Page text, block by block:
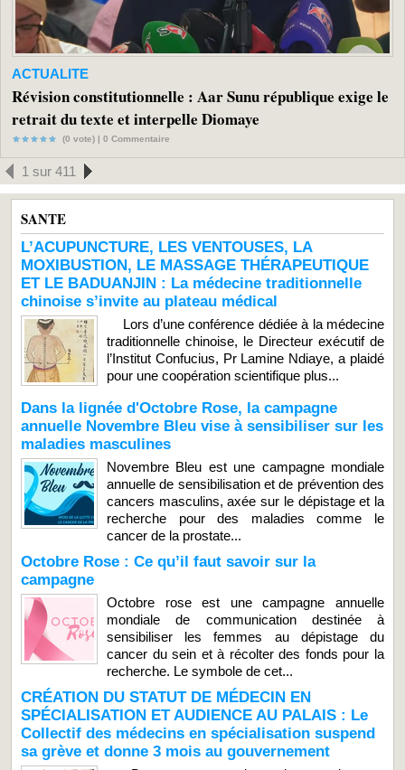
ACTUALITE
Révision constitutionnelle : Aar Sunu république exige le
retrait du texte et interpelle Diomaye
(0 vote) | 0 Commentaire
1 sur 411
SANTE
L’ACUPUNCTURE, LES VENTOUSES, LA
MOXIBUSTION, LE MASSAGE THÉRAPEUTIQUE
ET LE BADUANJIN : La médecine traditionnelle
chinoise s’invite au plateau médical
Lors d’une conférence dédiée à la médecine
traditionnelle chinoise, le Directeur exécutif de
l’Institut Confucius, Pr Lamine Ndiaye, a plaidé
pour une coopération scientifique plus...
Dans la lignée d'Octobre Rose, la campagne
annuelle Novembre Bleu vise à sensibiliser sur les
maladies masculines
Novembre Bleu est une campagne mondiale
annuelle de sensibilisation et de prévention des
cancers masculins, axée sur le dépistage et la
recherche pour des maladies comme le
cancer de la prostate...
Octobre Rose : Ce qu’il faut savoir sur la
campagne
Octobre rose est une campagne annuelle
mondiale de communication destinée à
sensibiliser les femmes au dépistage du
cancer du sein et à récolter des fonds pour la
recherche. Le symbole de cet...
CRÉATION DU STATUT DE MÉDECIN EN
SPÉCIALISATION ET AUDIENCE AU PALAIS : Le
Collectif des médecins en spécialisation suspend
sa grève et donne 3 mois au gouvernement